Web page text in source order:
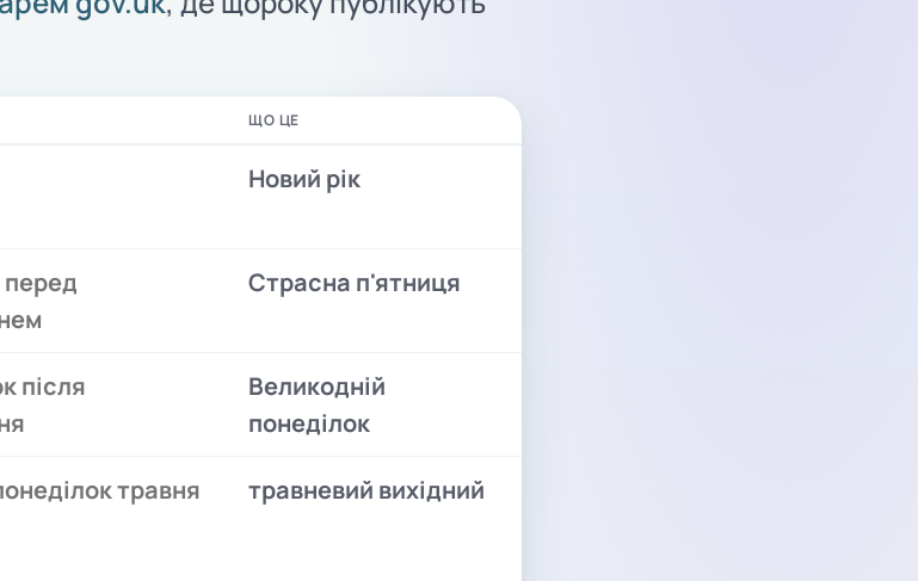
ЩО ЦЕ
Новий рік
Страсна п'ятниця
після
Великодній
понеділок
травня травневий вихідний